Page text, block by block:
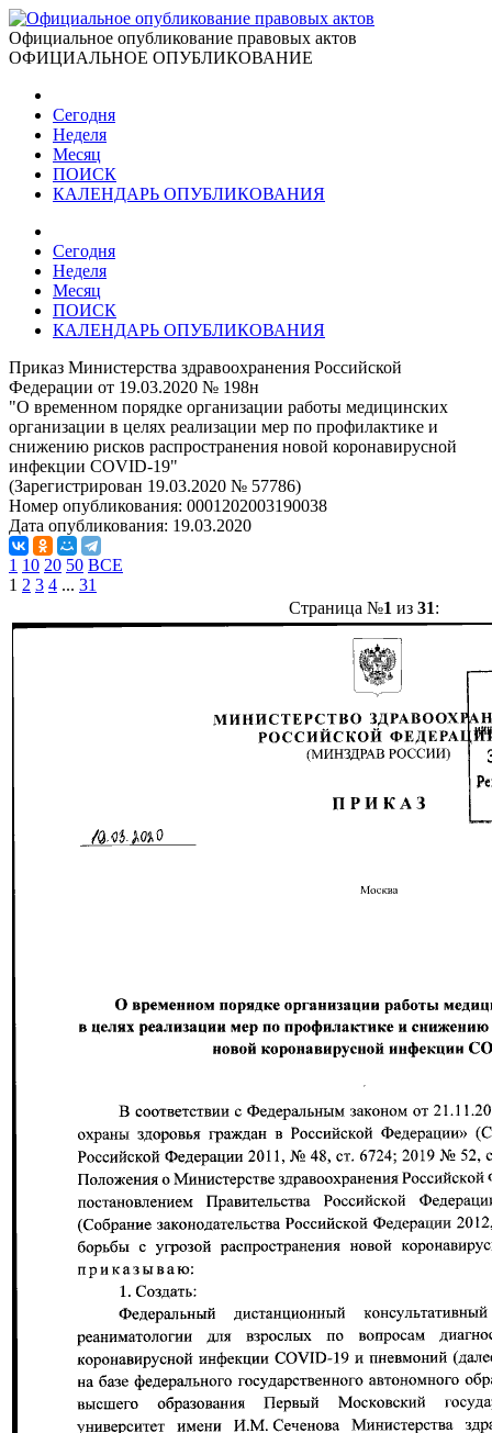
Официальное опубликование правовых актов
ОФИЦИАЛЬНОЕ ОПУБЛИКОВАНИЕ
Сегодня
Неделя
Месяц
ПОИСК
КАЛЕНДАРЬ ОПУБЛИКОВАНИЯ
Сегодня
Неделя
Месяц
ПОИСК
КАЛЕНДАРЬ ОПУБЛИКОВАНИЯ
Приказ Министерства здравоохранения Российской
Федерации от 19.03.2020 № 198н
"О временном порядке организации работы медицинских
организации в целях реализации мер по профилактике и
снижению рисков распространения новой коронавирусной
инфекции COVID-19"
(Зарегистрирован 19.03.2020 № 57786)
Номер опубликования: 0001202003190038
Дата опубликования: 19.03.2020
1 10 20 50 ВСЕ
1 2 3 4 ... 31
Страница №1 из 31: